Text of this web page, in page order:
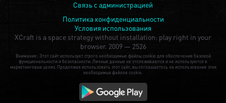
Связь с администрацией
Политика конфиденциальности
Условия использования
XCraft is a space strategy without installation: play right in your
browser. 2009 — 2526
Внимание: Этот сайт использует строго необходимые файлы cookie для обеспечения базовой
функциональности и безопасности. Личные данные не отслеживаются и не используются в
маркетинговых целях. Продолжая использовать этот сайт, вы соглашаетесь на использование этих
необходимых файлов cookie.